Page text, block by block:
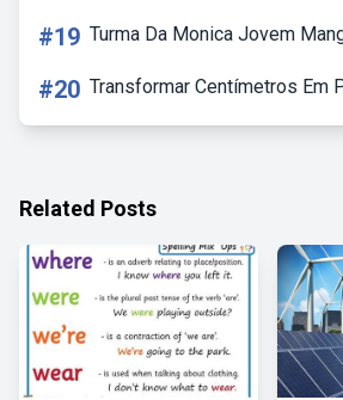
#19 Turma Da Monica Jovem
#20 Transformar Centímetros Em
Related Posts